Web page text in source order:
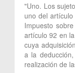
"Uno. Los
uno del
Impuesto
artículo 92 en
cuya
a la
realización de